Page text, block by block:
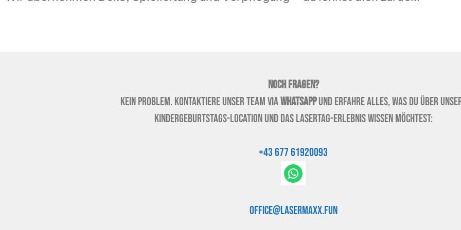
Noch Fragen?
Kein Problem. Kontaktiere unser Team viaWhatsAppunderfahre alles, was du über
Kindergeburtstags-Location und das Lasertag-Erlebnis wissen möchtest:
+43 677 61920093
office@lasermaxx.fun